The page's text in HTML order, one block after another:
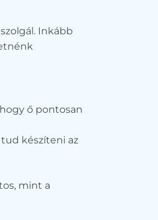
Inkább
ő pontosan
tud készíteni az
mint a